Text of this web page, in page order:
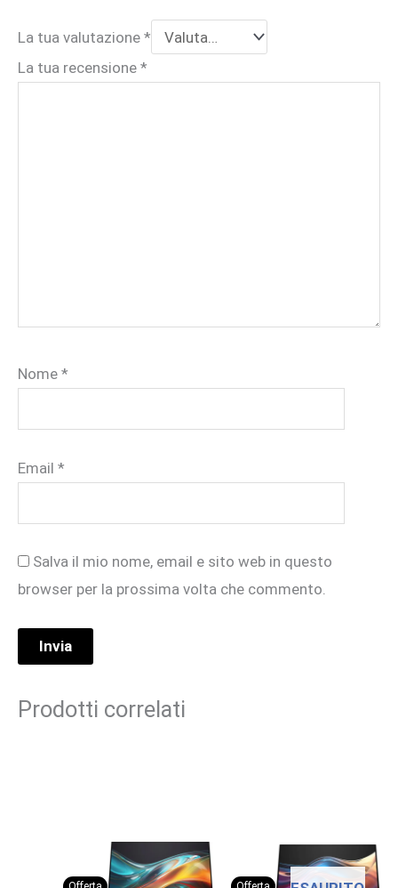
La tua valutazione *
La tua recensione *
Nome *
Email *
Salva il mio nome, email e sito web in questo
browser per la prossima volta che commento.
Prodotti correlati